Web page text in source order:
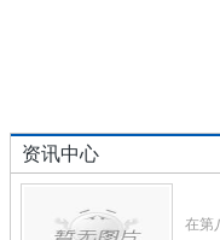
资讯中心
在第